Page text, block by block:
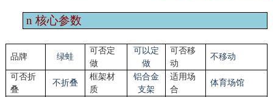
n 核心参数
品牌 绿蛙
可否定
做
可以定
做
可否移
动
不移动
可否折
叠
不折叠
框架材
质
铝合金
支架
适用场
合
体育场馆